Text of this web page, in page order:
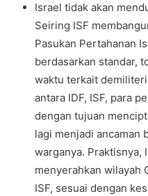
Israel tidak akan
Seiring ISF
Pasukan Pertahanan
berdasarkan standar,
waktu terkait
antara IDF, ISF, para
dengan tujuan
lagi menjadi ancaman
warganya. Praktisnya,
menyerahkan wilayah
ISF, sesuai dengan